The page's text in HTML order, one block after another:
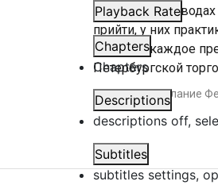
Playback Rate
Chapters
Chapters
Descriptions
descriptions off,
Subtitles
subtitles settings,
училища. На
прийти, у них
образом, каждое
Петербургской
#кадры #послание